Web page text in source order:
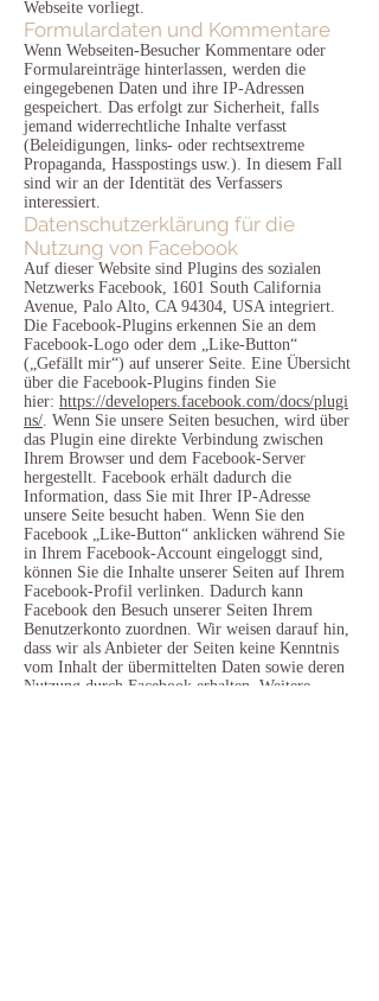
Webseite vorliegt.
Formulardaten und Kommentare
Wenn Webseiten-Besucher Kommentare oder
Formulareinträge hinterlassen, werden die
eingegebenen Daten und ihre IP-Adressen
gespeichert. Das erfolgt zur Sicherheit, falls
jemand widerrechtliche Inhalte verfasst
(Beleidigungen, links- oder rechtsextreme
Propaganda, Hasspostings usw.). In diesem Fall
sind wir an der Identität des Verfassers
interessiert.
Datenschutzerklärung für die
Nutzung von Facebook
Auf dieser Website sind Plugins des sozialen
Netzwerks Facebook, 1601 South California
Avenue, Palo Alto, CA 94304, USA integriert.
Die Facebook-Plugins erkennen Sie an dem
Facebook-Logo oder dem „Like-Button“
(„Gefällt mir“) auf unserer Seite. Eine Übersicht
über die Facebook-Plugins finden Sie
hier: https://developers.facebook.com/docs/plugi
ns/. Wenn Sie unsere Seiten besuchen, wird über
das Plugin eine direkte Verbindung zwischen
Ihrem Browser und dem Facebook-Server
hergestellt. Facebook erhält dadurch die
Information, dass Sie mit Ihrer IP-Adresse
unsere Seite besucht haben. Wenn Sie den
Facebook „Like-Button“ anklicken während Sie
in Ihrem Facebook-Account eingeloggt sind,
können Sie die Inhalte unserer Seiten auf Ihrem
Facebook-Profil verlinken. Dadurch kann
Facebook den Besuch unserer Seiten Ihrem
Benutzerkonto zuordnen. Wir weisen darauf hin,
dass wir als Anbieter der Seiten keine Kenntnis
vom Inhalt der übermittelten Daten sowie deren
Nutzung durch Facebook erhalten. Weitere